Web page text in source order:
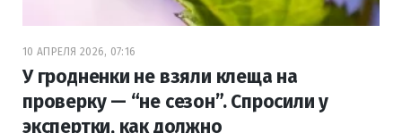
10 АПРЕЛЯ 2026, 07:16
У гродненки не взяли клеща на
проверку — “не сезон”. Спросили у
экспертки, как должно